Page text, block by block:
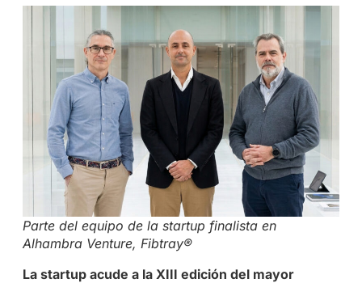
Parte del equipo de la startup finalista en
Alhambra Venture, Fibtray®
La startup acude a la XIII edición del mayor